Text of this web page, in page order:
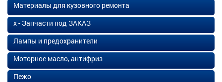
Материалы для кузовного ремонта
х - Запчасти под ЗАКАЗ
Лампы и предохранители
Моторное масло, антифриз
Пежо